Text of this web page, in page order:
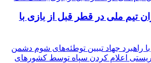
تیم ملی در قطر قبل از بازی با